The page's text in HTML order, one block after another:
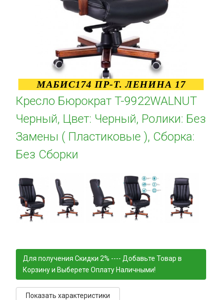
МАБИС174 ПР-Т. ЛЕНИНА 17
Кресло Бюрократ T-9922WALNUT
Черный, Цвет: Черный, Ролики: Без
Замены ( Пластиковые ), Сборка:
Без Сборки
Для получения Скидки 2% ---- Добавьте Товар в
Корзину и Выберете Оплату Наличными!
Показать характеристики